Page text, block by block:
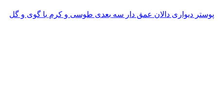
پوستر دیواری دالان عمق دار سه بعدی طوسی و کرم با گوی و گل